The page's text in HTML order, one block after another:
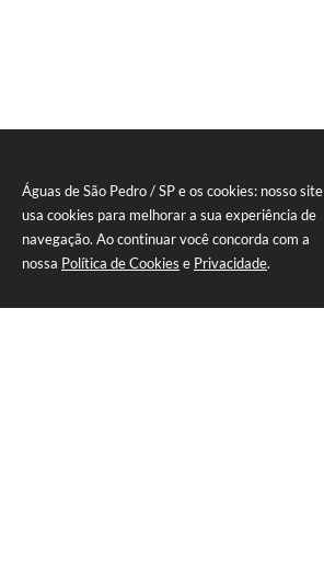
Águas de São Pedro / SP e os cookies: nosso site
usa cookies para melhorar a sua experiência de
navegação. Ao continuar você concorda com a
nossa Política de Cookies e Privacidade.